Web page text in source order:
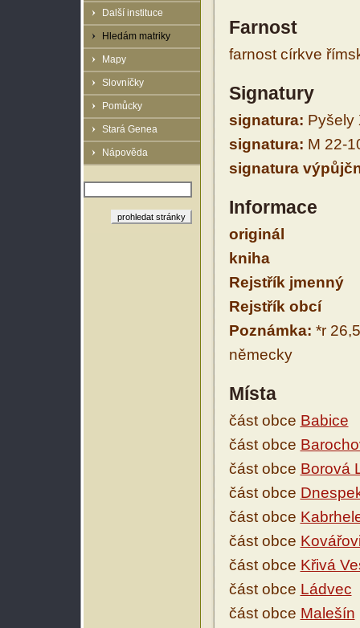
Další instituce
Hledám matriky
Mapy
Slovníčky
Pomůcky
Stará Genea
Nápověda
Farnost
farnost církve
Signatury
signatura: Pyšely
signatura: M 22-
signatura
Informace
originál
kniha
Rejstřík jmenný
Rejstřík obcí
Poznámka: *r
německy
Místa
část obce Babice
část obce
část obce Borová
část obce
část obce
část obce
část obce Křivá
část obce Ládvec
část obce Malešín